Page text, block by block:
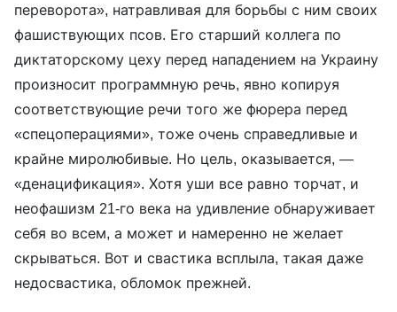
переворота», натравливая для борьбы с ним своих
фашиствующих псов. Его старший коллега по
диктаторскому цеху перед нападением на Украину
произносит программную речь, явно копируя
соответствующие речи того же фюрера перед
«спецоперациями», тоже очень справедливые и
крайне миролюбивые. Но цель, оказывается, —
«денацификация». Хотя уши все равно торчат, и
неофашизм 21-го века на удивление обнаруживает
себя во всем, а может и намеренно не желает
скрываться. Вот и свастика всплыла, такая даже
недосвастика, обломок прежней.